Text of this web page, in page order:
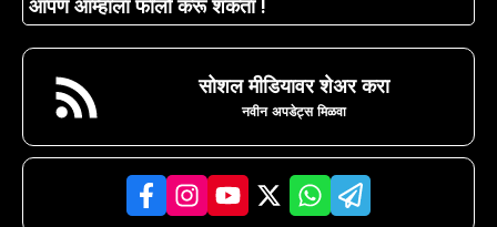
आपण आम्हाला फॉलो करू शकता !
सोशल मीडियावर शेअर करा
नवीन अपडेट्स मिळवा